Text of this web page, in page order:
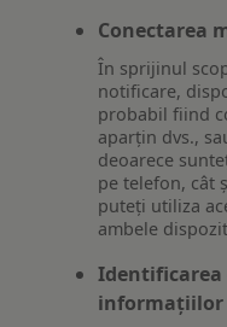
Conectarea
În sprijinul
notificare,
probabil fiind
aparțin dvs.,
deoarece
pe telefon, cât
puteți utiliza
ambele
Identificarea
informațiilor